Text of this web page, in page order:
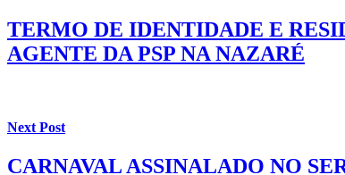
TERMO DE IDENTIDADE E
AGENTE DA PSP NA NAZARÉ
Next Post
CARNAVAL ASSINALADO NO